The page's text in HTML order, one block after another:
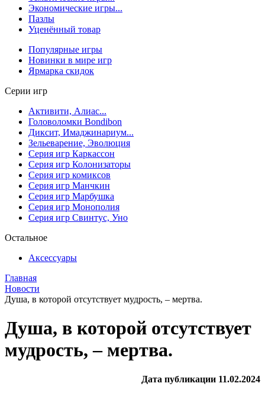
Экономические игры...
Пазлы
Уценённый товар
Популярные игры
Новинки в мире игр
Ярмарка скидок
Серии игр
Активити, Алиас...
Головоломки Bondibon
Диксит, Имаджинариум...
Зельеварение, Эволюция
Серия игр Каркассон
Серия игр Колонизаторы
Серия игр комиксов
Серия игр Манчкин
Серия игр Марбушка
Серия игр Монополия
Серия игр Свинтус, Уно
Остальное
Аксессуары
Главная
Новости
Душа, в которой отсутствует мудрость, – мертва.
Душа, в которой отсутствует
мудрость, – мертва.
Дата публикации 11.02.2024